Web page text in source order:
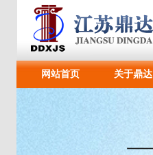
网站首页 关于鼎达